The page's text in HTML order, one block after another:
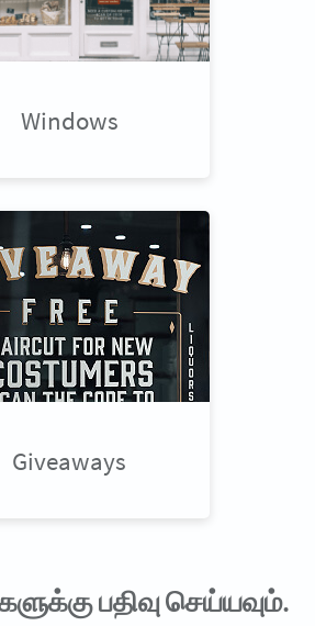
Windows
Giveaways
பதிவு செய்யவும்.